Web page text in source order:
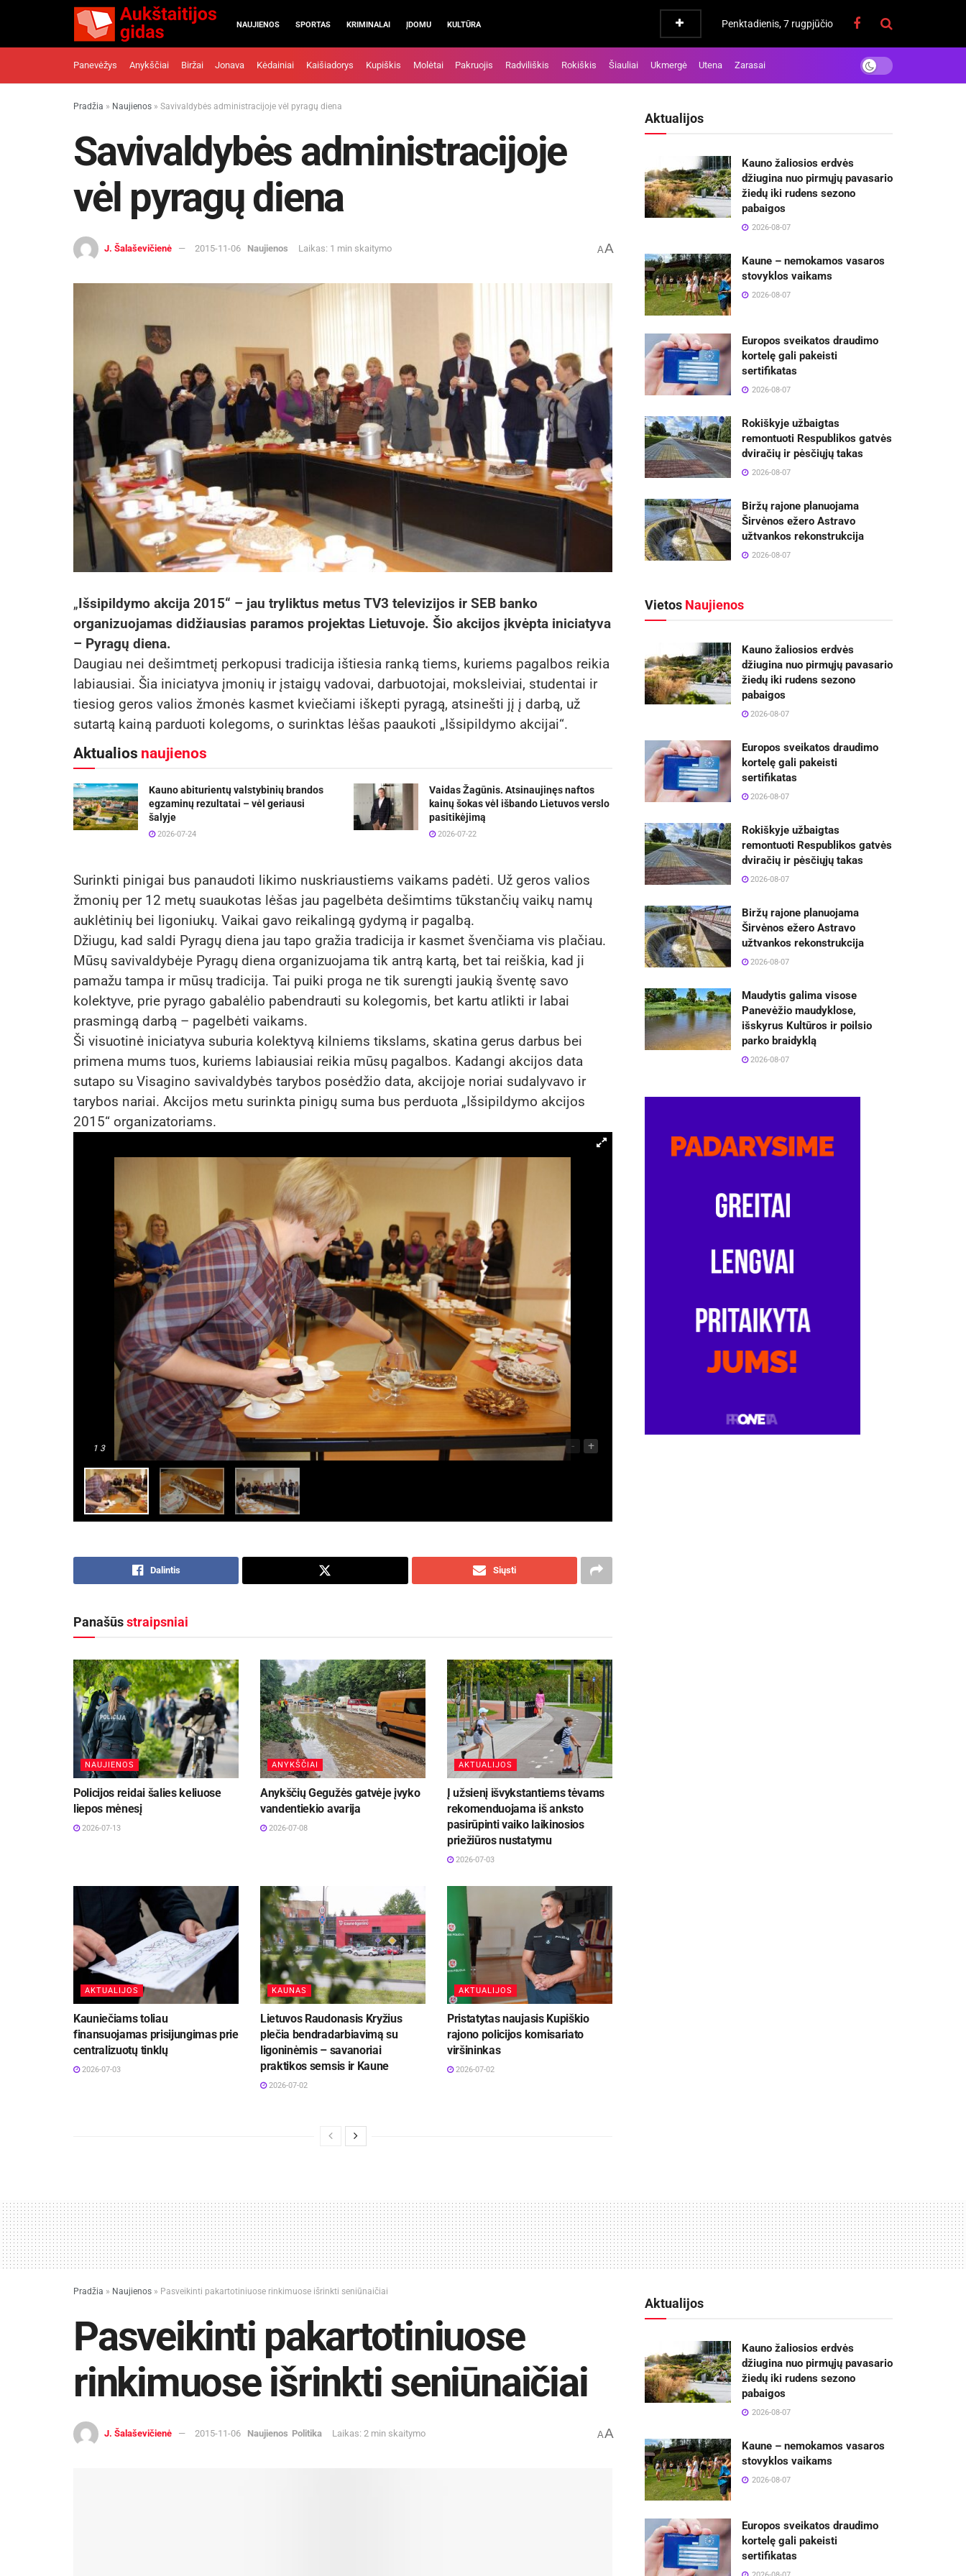
NAUJIENOS SPORTAS KRIMINALAI ĮDOMU KULTŪRA Penktadienis, 7 rugpjūčio
Panevėžys Anykščiai Biržai Jonava Kėdainiai Kaišiadorys Kupiškis Molėtai Pakruojis Radviliškis Rokiškis Šiauliai Ukmergė Utena Zarasai
Pradžia » Naujienos » Savivaldybės administracijoje vėl pyragų diena
Savivaldybės administracijoje
vėl pyragų diena
J. Šalaševičienė 2015-11-06 Naujienos Laikas: 1 min skaitymo AA
„Išsipildymo akcija 2015“ – jau tryliktus metus TV3 televizijos ir SEB banko
organizuojamas didžiausias paramos projektas Lietuvoje. Šio akcijos įkvėpta iniciatyva
– Pyragų diena.
Daugiau nei dešimtmetį perkopusi tradicija ištiesia ranką tiems, kuriems pagalbos reikia
labiausiai. Šia iniciatyva įmonių ir įstaigų vadovai, darbuotojai, moksleiviai, studentai ir
tiesiog geros valios žmonės kasmet kviečiami iškepti pyragą, atsinešti jį į darbą, už
sutartą kainą parduoti kolegoms, o surinktas lėšas paaukoti „Išsipildymo akcijai“.
Aktualios naujienos
Kauno abiturientų valstybinių brandos
egzaminų rezultatai – vėl geriausi
šalyje
2026-07-24
Vaidas Žagūnis. Atsinaujinęs naftos
kainų šokas vėl išbando Lietuvos verslo
pasitikėjimą
2026-07-22
Surinkti pinigai bus panaudoti likimo nuskriaustiems vaikams padėti. Už geros valios
žmonių per 12 metų suaukotas lėšas jau pagelbėta dešimtims tūkstančių vaikų namų
auklėtinių bei ligoniukų. Vaikai gavo reikalingą gydymą ir pagalbą.
Džiugu, kad saldi Pyragų diena jau tapo gražia tradicija ir kasmet švenčiama vis plačiau.
Mūsų savivaldybėje Pyragų diena organizuojama tik antrą kartą, bet tai reiškia, kad ji
pamažu tampa ir mūsų tradicija. Tai puiki proga ne tik surengti jaukią šventę savo
kolektyve, prie pyrago gabalėlio pabendrauti su kolegomis, bet kartu atlikti ir labai
prasmingą darbą – pagelbėti vaikams.
Ši visuotinė iniciatyva suburia kolektyvą kilniems tikslams, skatina gerus darbus bei
primena mums tuos, kuriems labiausiai reikia mūsų pagalbos. Kadangi akcijos data
sutapo su Visagino savivaldybės tarybos posėdžio data, akcijoje noriai sudalyvavo ir
tarybos nariai. Akcijos metu surinkta pinigų suma bus perduota „Išsipildymo akcijos
2015“ organizatoriams.
1 3 - +
Dalintis Siųsti
Panašūsstraipsniai
NAUJIENOS
Policijos reidai šalies keliuose
liepos mėnesį
2026-07-13
ANYKŠČIAI
Anykščių Gegužės gatvėje įvyko
vandentiekio avarija
2026-07-08
AKTUALIJOS
Į užsienį išvykstantiems tėvams
rekomenduojama iš anksto
pasirūpinti vaiko laikinosios
priežiūros nustatymu
2026-07-03
AKTUALIJOS
Kauniečiams toliau
finansuojamas prisijungimas prie
centralizuotų tinklų
2026-07-03
KAUNAS
Lietuvos Raudonasis Kryžius
plečia bendradarbiavimą su
ligoninėmis – savanoriai
praktikos semsis ir Kaune
2026-07-02
AKTUALIJOS
Pristatytas naujasis Kupiškio
rajono policijos komisariato
viršininkas
2026-07-02
Aktualijos
Kauno žaliosios erdvės
džiugina nuo pirmųjų pavasario
žiedų iki rudens sezono
pabaigos
2026-08-07
Kaune – nemokamos vasaros
stovyklos vaikams
2026-08-07
Europos sveikatos draudimo
kortelę gali pakeisti
sertifikatas
2026-08-07
Rokiškyje užbaigtas
remontuoti Respublikos gatvės
dviračių ir pėsčiųjų takas
2026-08-07
Biržų rajone planuojama
Širvėnos ežero Astravo
užtvankos rekonstrukcija
2026-08-07
Vietos Naujienos
Kauno žaliosios erdvės
džiugina nuo pirmųjų pavasario
žiedų iki rudens sezono
pabaigos
2026-08-07
Europos sveikatos draudimo
kortelę gali pakeisti
sertifikatas
2026-08-07
Rokiškyje užbaigtas
remontuoti Respublikos gatvės
dviračių ir pėsčiųjų takas
2026-08-07
Biržų rajone planuojama
Širvėnos ežero Astravo
užtvankos rekonstrukcija
2026-08-07
Maudytis galima visose
Panevėžio maudyklose,
išskyrus Kultūros ir poilsio
parko braidyklą
2026-08-07
Pradžia » Naujienos » Pasveikinti pakartotiniuose rinkimuose išrinkti seniūnaičiai
Pasveikinti pakartotiniuose
rinkimuose išrinkti seniūnaičiai
J. Šalaševičienė 2015-11-06 Naujienos Politika Laikas: 2 min skaitymo AA
Aktualijos
Kauno žaliosios erdvės
džiugina nuo pirmųjų pavasario
žiedų iki rudens sezono
pabaigos
2026-08-07
Kaune – nemokamos vasaros
stovyklos vaikams
2026-08-07
Europos sveikatos draudimo
kortelę gali pakeisti
sertifikatas